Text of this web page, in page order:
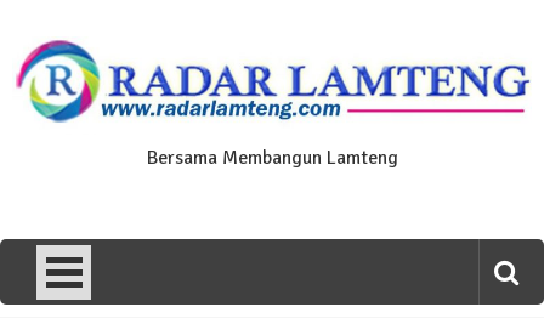
content
Bersama Membangun Lamteng